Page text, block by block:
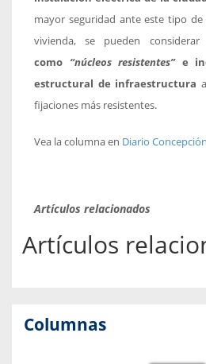
mayor seguridad ante este tipo
vivienda, se pueden considerar
como “núcleos resistentes”e
estructural de infraestructura
fijaciones más resistentes.
Vea la columna en Diario Concepción
Artículos relacionados
Artículos
Columnas